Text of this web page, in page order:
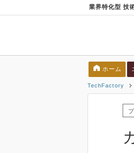
業界特化型 技
ホーム
TechFactory